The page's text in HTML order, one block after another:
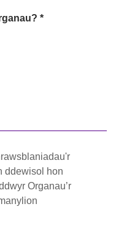
*
ddewisol hon
Organau’r